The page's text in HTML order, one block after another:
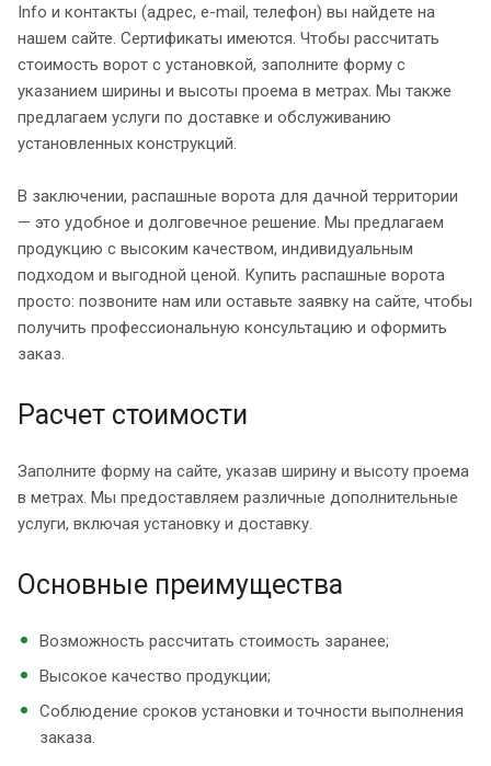
Info и контакты (адрес, e-mail, телефон) вы найдете на
нашем сайте. Сертификаты имеются. Чтобы рассчитать
стоимость ворот с установкой, заполните форму с
указанием ширины и высоты проема в метрах. Мы также
предлагаем услуги по доставке и обслуживанию
установленных конструкций.
В заключении, распашные ворота для дачной территории
— это удобное и долговечное решение. Мы предлагаем
продукцию с высоким качеством, индивидуальным
подходом и выгодной ценой. Купить распашные ворота
просто: позвоните нам или оставьте заявку на сайте, чтобы
получить профессиональную консультацию и оформить
заказ.
Расчет стоимости
Заполните форму на сайте, указав ширину и высоту проема
в метрах. Мы предоставляем различные дополнительные
услуги, включая установку и доставку.
Основные преимущества
Возможность рассчитать стоимость заранее;
Высокое качество продукции;
Соблюдение сроков установки и точности выполнения
заказа.